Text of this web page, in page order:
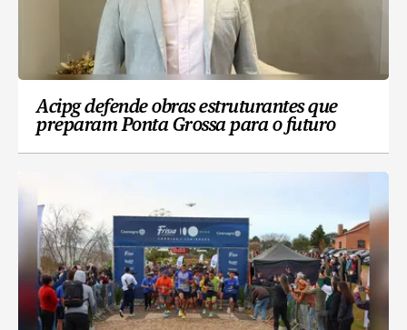
Acipg defende obras estruturantes que
preparam Ponta Grossa para o futuro